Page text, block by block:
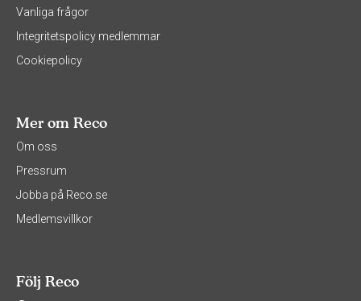
Vanliga frågor
Integritetspolicy medlemmar
Cookiepolicy
Mer om Reco
Om oss
Pressrum
Jobba på Reco.se
Medlemsvillkor
Följ Reco